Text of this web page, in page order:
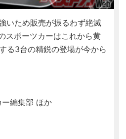
いため販売が振るわず絶滅
スポーツカーはこれから黄
る3台の精鋭の登場が今から
編集部 ほか